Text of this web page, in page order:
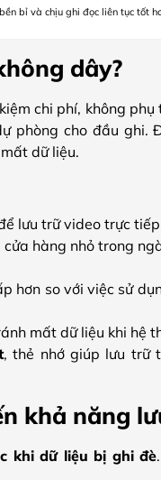
bỉ và chịu ghi đọc liên tục tốt
dây?
chi phí, không
phòng cho đầu ghi.
dữ liệu.
lưu trữ video trực
hàng nhỏ trong
hơn so với việc sử
mất dữ liệu khi hệ
, thẻ nhớ giúp lưu trữ
khả năng
khi dữ liệu bị ghi đè